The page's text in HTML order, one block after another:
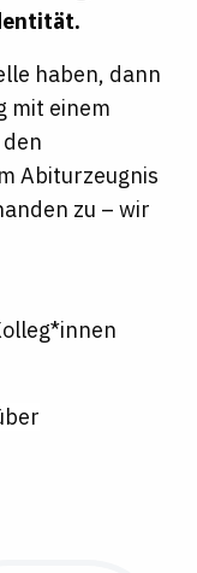
haben, dann
mit einem
Abiturzeugnis
zu – wir